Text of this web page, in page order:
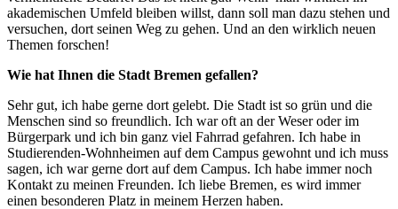
akademischen Umfeld bleiben willst, dann soll man dazu stehen und
versuchen, dort seinen Weg zu gehen. Und an den wirklich neuen
Themen forschen!
Wie hat Ihnen die Stadt Bremen gefallen?
Sehr gut, ich habe gerne dort gelebt. Die Stadt ist so grün und die
Menschen sind so freundlich. Ich war oft an der Weser oder im
Bürgerpark und ich bin ganz viel Fahrrad gefahren. Ich habe in
Studierenden-Wohnheimen auf dem Campus gewohnt und ich muss
sagen, ich war gerne dort auf dem Campus. Ich habe immer noch
Kontakt zu meinen Freunden. Ich liebe Bremen, es wird immer
einen besonderen Platz in meinem Herzen haben.